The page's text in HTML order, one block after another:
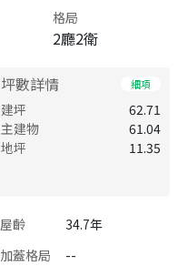
格局
2廳2衛
坪數詳情 細項
建坪
62.71
主建物
61.04
地坪
11.35
屋齡
34.7年
加蓋格局
--